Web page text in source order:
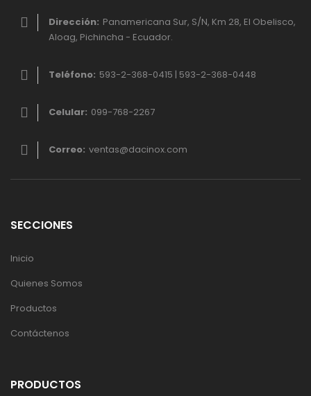
Dirección: Panamericana Sur, S/N, Km 28, El Obelisco,
Aloag, Pichincha - Ecuador.
Teléfono: 593-2-368-0415 | 593-2-368-0448
Celular: 099-768-2267
Correo: ventas@dacinox.com
SECCIONES
Inicio
Quienes Somos
Productos
Contáctenos
PRODUCTOS